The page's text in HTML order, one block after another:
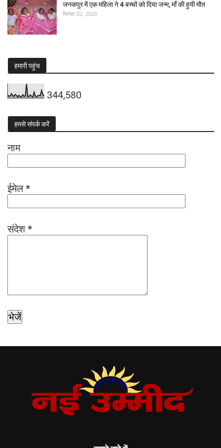
जनकपुर में एक महिला ने 4 बच्चों को दिया जन्म, माँ की हुयी मौत
सितंबर 02, 2020
हमारी पहुंच
344,580
हमसे संपर्क करें
नाम
ईमेल*
संदेश*